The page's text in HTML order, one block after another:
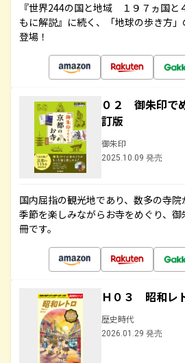
『世界244の国と地域 １９７ヵ国と
もに解説』に続く、「地球の歩き方
登場！
０２ 御朱印で
訂版
御朱印
2025.10.09 発売
国内屈指の観光地であり、数多の寺院
季節を楽しみながらお寺をめぐり、
冊です。
Ｈ０３ 昭和レ
歴史時代
2026.01.29 発売